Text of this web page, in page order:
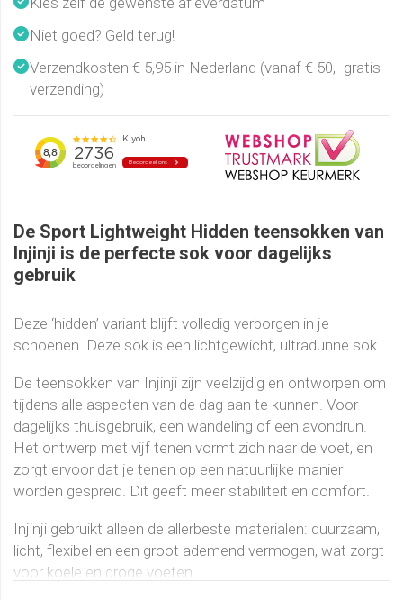
Niet goed? Geld terug!
Verzendkosten € 5,95 in Nederland (vanaf € 50,- gratis
verzending)
De Sport Lightweight Hidden teensokken van
Injinji is de perfecte sok voor dagelijks
gebruik
Deze ‘hidden’ variant blijft volledig verborgen in je
schoenen. Deze sok is een lichtgewicht, ultradunne sok.
De teensokken van Injinji zijn veelzijdig en ontworpen om
tijdens alle aspecten van de dag aan te kunnen. Voor
dagelijks thuisgebruik, een wandeling of een avondrun.
Het ontwerp met vijf tenen vormt zich naar de voet, en
zorgt ervoor dat je tenen op een natuurlijke manier
worden gespreid. Dit geeft meer stabiliteit en comfort.
Injinji gebruikt alleen de allerbeste materialen: duurzaam,
licht, flexibel en een groot ademend vermogen, wat zorgt
voor koele en droge voeten.